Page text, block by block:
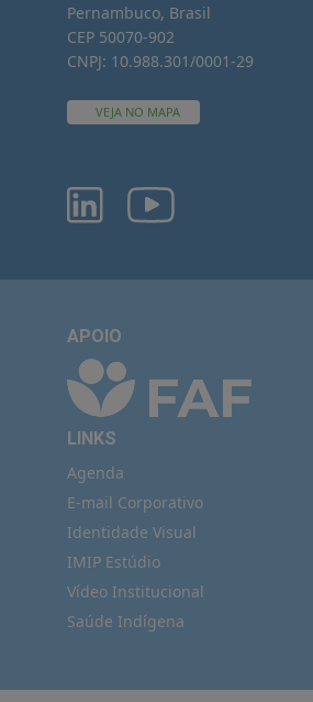
Pernambuco, Brasil
CEP 50070-902
CNPJ: 10.988.301/0001-29
VEJA NO MAPA
APOIO
LINKS
Agenda
E-mail Corporativo
Identidade Visual
IMIP Estúdio
Vídeo Institucional
Saúde Indígena